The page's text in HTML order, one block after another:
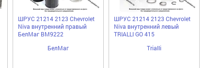
ШРУС 21214 2123 Chevrolet
Niva внутренний правый
БелМаг BM9222
БелМаг
ШРУС 21214 2123 Chevrolet
Niva внутренний левый
TRIALLI GO 415
Trialli